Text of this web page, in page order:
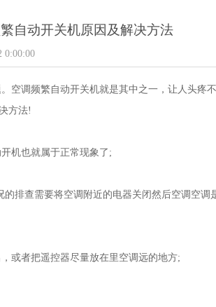
自动开关机原因及解决方法
0:00:00
空调频繁自动开关机就是其中之一，让人头疼
方法!
机也就属于正常现象了;
排查需要将空调附近的电器关闭然后空调空调
或者把遥控器尽量放在里空调远的地方;